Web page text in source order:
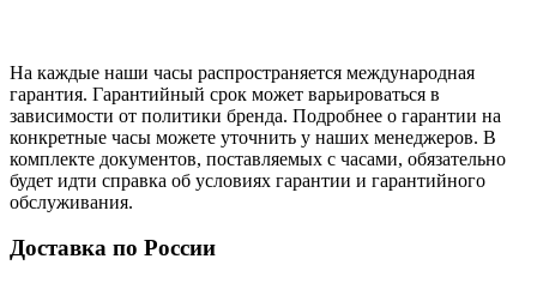
На каждые наши часы распространяется международная
гарантия. Гарантийный срок может варьироваться в
зависимости от политики бренда. Подробнее о гарантии на
конкретные часы можете уточнить у наших менеджеров. В
комплекте документов, поставляемых с часами, обязательно
будет идти справка об условиях гарантии и гарантийного
обслуживания.
Доставка по России